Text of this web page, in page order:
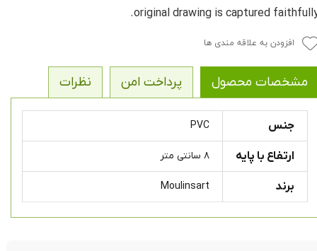
original drawing is captured
افزودن به علاقه مندی ها
مشخصات محصول پرداخت امن نظرات
جنس PVC
ارتفاع با پایه ۸ سانتی متر
برند Moulinsart